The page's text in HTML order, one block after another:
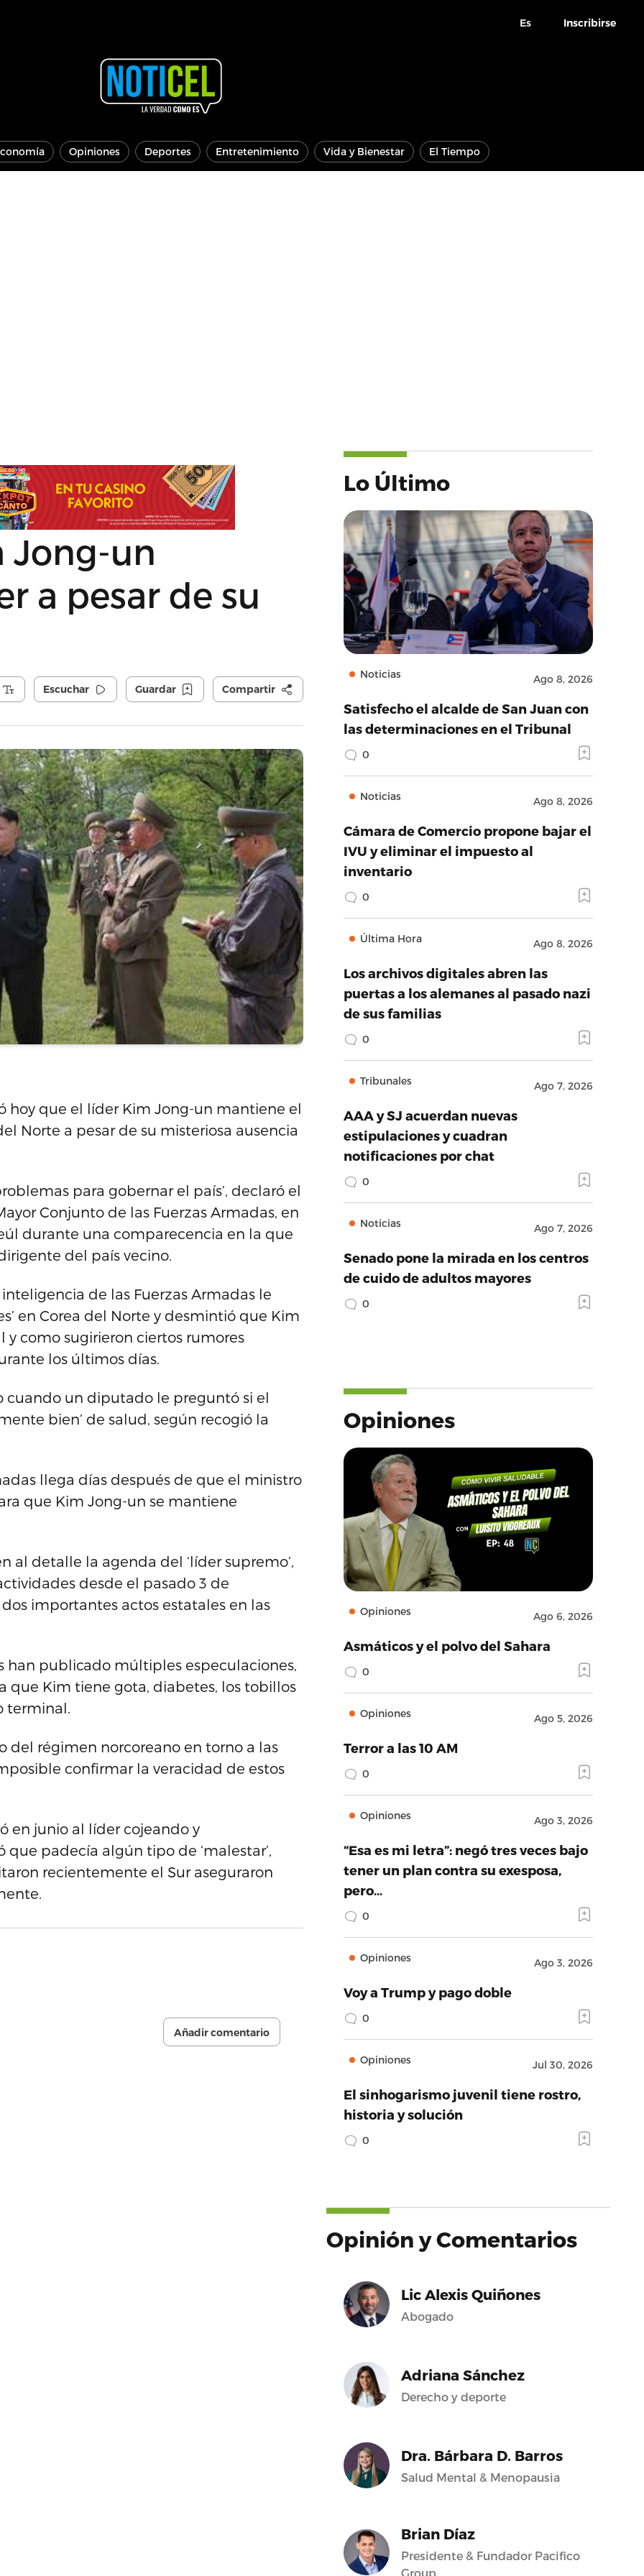
Es Inscribirse
Opiniones Deportes Entretenimiento Vida y Bienestar El Tiempo
Jong-un
a pesar de su
Escuchar Guardar Compartir
hoy que el líder Kim Jong-un mantiene el
Norte a pesar de su misteriosa ausencia
para gobernar el país’, declaró el
Conjunto de las Fuerzas Armadas, en
durante una comparecencia en la que
del país vecino.
de las Fuerzas Armadas le
en Corea del Norte y desmintió que Kim
y como sugirieron ciertos rumores
los últimos días.
cuando un diputado le preguntó si el
bien’ de salud, según recogió la
llega días después de que el ministro
que Kim Jong-un se mantiene
al detalle la agenda del ‘líder supremo’,
desde el pasado 3 de
importantes actos estatales en las
han publicado múltiples especulaciones,
que Kim tiene gota, diabetes, los tobillos
terminal.
del régimen norcoreano en torno a las
confirmar la veracidad de estos
en junio al líder cojeando y
padecía algún tipo de ‘malestar’,
recientemente el Sur aseguraron
Añadir comentario
Lo Último
Noticias Ago 8, 2026
Satisfecho el alcalde de San Juan con
las determinaciones en el Tribunal
0
Noticias Ago 8, 2026
Cámara de Comercio propone bajar el
IVU y eliminar el impuesto al
inventario
0
Última Hora Ago 8, 2026
Los archivos digitales abren las
puertas a los alemanes al pasado nazi
de sus familias
0
Tribunales Ago 7, 2026
AAA y SJ acuerdan nuevas
estipulaciones y cuadran
notificaciones por chat
0
Noticias Ago 7, 2026
Senado pone la mirada en los centros
de cuido de adultos mayores
0
Opiniones
Opiniones Ago 6, 2026
Asmáticos y el polvo del Sahara
0
Opiniones Ago 5, 2026
Terror a las 10 AM
0
Opiniones Ago 3, 2026
“Esa es mi letra”: negó tres veces bajo
tener un plan contra su exesposa,
pero…
0
Opiniones Ago 3, 2026
Voy a Trump y pago doble
0
Opiniones Jul 30, 2026
El sinhogarismo juvenil tiene rostro,
historia y solución
0
Opinión y Comentarios
Lic Alexis Quiñones
Abogado
Adriana Sánchez
Derecho y deporte
Dra. Bárbara D. Barros
Salud Mental & Menopausia
Brian Díaz
Presidente & Fundador Pacifico
Group